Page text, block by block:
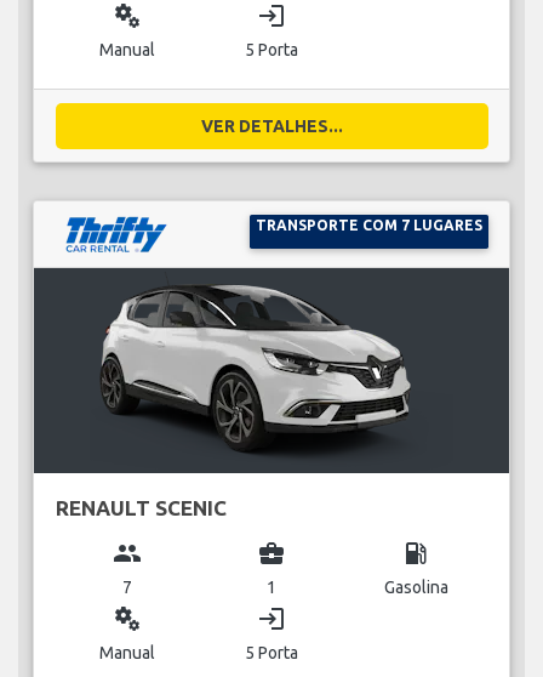
miscellaneous_services
Manual
login
5 Porta
VER DETALHES...
TRANSPORTE COM 7 LUGARES
RENAULT SCENIC
group
7
business_center
1
local_gas_station
Gasolina
miscellaneous_services
Manual
login
5 Porta